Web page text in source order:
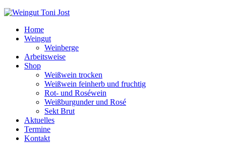
Home
Weingut
Weinberge
Arbeitsweise
Shop
Weißwein trocken
Weißwein feinherb und fruchtig
Rot- und Roséwein
Weißburgunder und Rosé
Sekt Brut
Aktuelles
Termine
Kontakt